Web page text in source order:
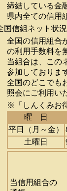
締結している金
県内全ての信用
信組ネット状況
全国の信用組合
の利用手数料を
当組合は、この
参加しておりま
全国のどこでも
照会にご利用い
※「しんくみお
曜 日
平日（月～金）
土曜日
当信用組合の